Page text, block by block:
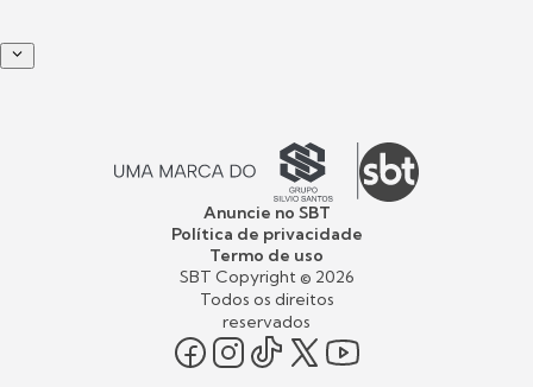
Anuncie no SBT
Política de privacidade
Termo de uso
SBT Copyright © 2026
Todos os direitos
reservados